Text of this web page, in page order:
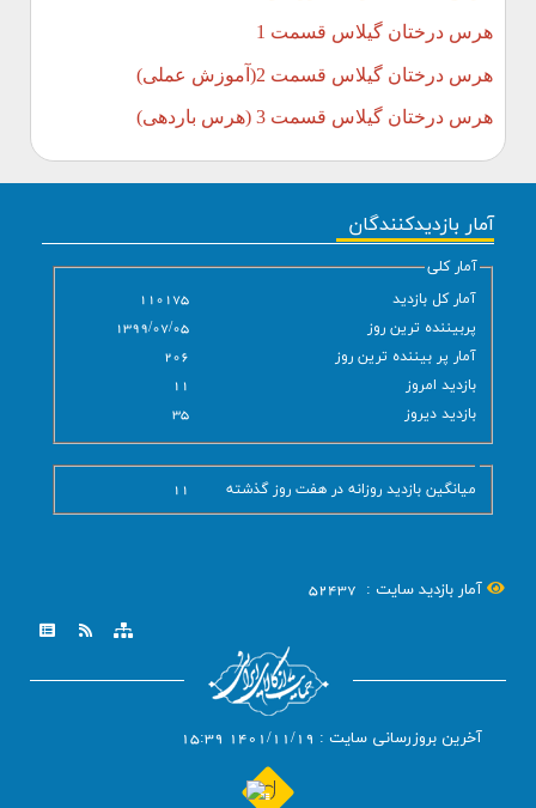
هرس درختان گیلاس قسمت 1
هرس درختان گیلاس قسمت 2(آموزش عملی)
هرس درختان گیلاس قسمت 3 (هرس باردهی)
آمار بازدیدکنندگان
آمار کلی
آمار کل بازدید
110175
پربیننده ترین روز
1399/07/05
آمار پر بيننده ترين روز
206
بازديد امروز
11
بازديد ديروز
35
میانگین بازدید روزانه در هفت روز گذشته 11
آمار بازدید سایت : 52437
آخرین بروزرسانی سایت : 1401/11/19 15:39